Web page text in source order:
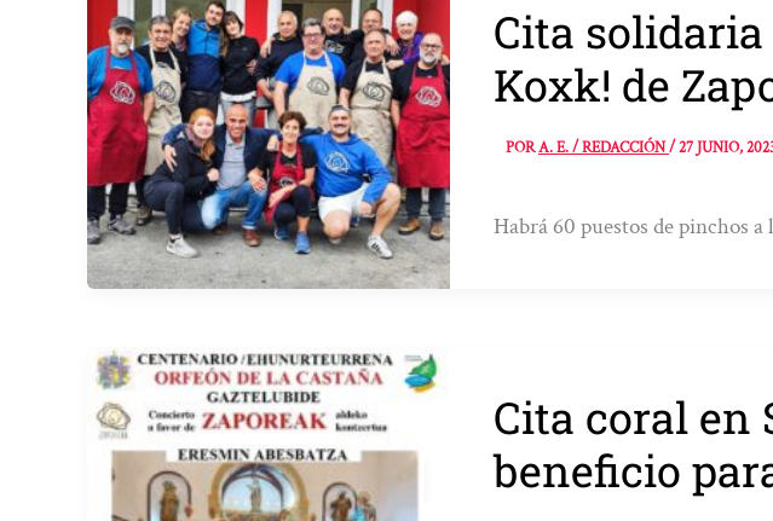
Cita
Koxk! de
PORA. E. / REDACCIÓN/27 JUNIO,
Habrá 60 puestos de pinchos
Cita coral en
beneficio